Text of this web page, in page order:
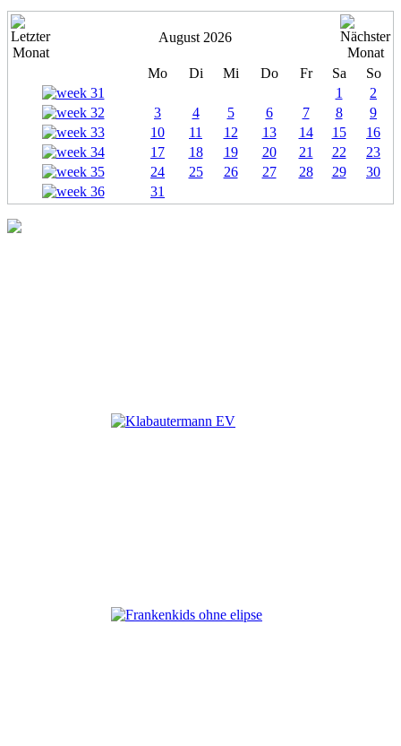
August 2026
Mo Di Mi Do Fr Sa
So
1
2
3
4 5 6 7 8
9
10
11 12 13 14 15
16
17
18 19 20 21 22
23
24
25 26 27 28 29
30
31